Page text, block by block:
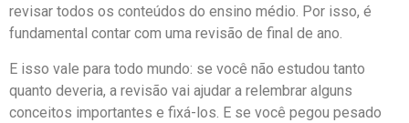
revisar todos os conteúdos do ensino médio. Por isso, é
fundamental contar com uma revisão de final de ano.
E isso vale para todo mundo: se você não estudou tanto
quanto deveria, a revisão vai ajudar a relembrar alguns
conceitos importantes e fixá-los. E se você pegou pesado